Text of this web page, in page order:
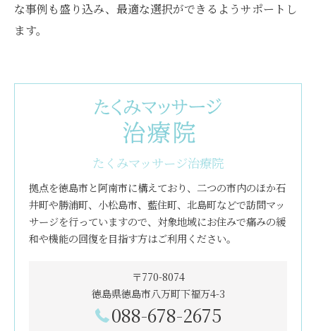
な事例も盛り込み、最適な選択ができるようサポートし
ます。
たくみマッサージ治療院
拠点を徳島市と阿南市に構えており、二つの市内のほか石
井町や勝浦町、小松島市、藍住町、北島町などで訪問マッ
サージを行っていますので、対象地域にお住みで痛みの緩
和や機能の回復を目指す方はご利用ください。
〒770-8074
徳島県徳島市八万町下福万4-3
088-678-2675